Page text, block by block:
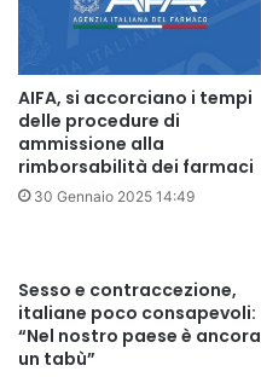
AIFA, si accorciano i tempi
delle procedure di
ammissione alla
rimborsabilità dei farmaci
30 Gennaio 2025 14:49
Sesso e contraccezione,
italiane poco consapevoli:
“Nel nostro paese è ancora
un tabù”